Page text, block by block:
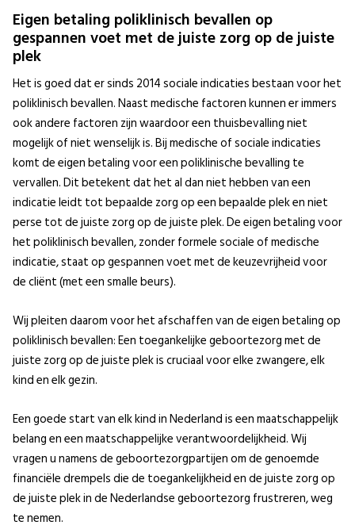
Eigen betaling poliklinisch bevallen op
gespannen voet met de juiste zorg op de juiste
plek
Het is goed dat er sinds 2014 sociale indicaties bestaan voor het
poliklinisch bevallen. Naast medische factoren kunnen er immers
ook andere factoren zijn waardoor een thuisbevalling niet
mogelijk of niet wenselijk is. Bij medische of sociale indicaties
komt de eigen betaling voor een poliklinische bevalling te
vervallen. Dit betekent dat het al dan niet hebben van een
indicatie leidt tot bepaalde zorg op een bepaalde plek en niet
perse tot de juiste zorg op de juiste plek. De eigen betaling voor
het poliklinisch bevallen, zonder formele sociale of medische
indicatie, staat op gespannen voet met de keuzevrijheid voor
de cliënt (met een smalle beurs).
Wij pleiten daarom voor het afschaffen van de eigen betaling op
poliklinisch bevallen: Een toegankelijke geboortezorg met de
juiste zorg op de juiste plek is cruciaal voor elke zwangere, elk
kind en elk gezin.
Een goede start van elk kind in Nederland is een maatschappelijk
belang en een maatschappelijke verantwoordelijkheid. Wij
vragen u namens de geboortezorgpartijen om de genoemde
financiële drempels die de toegankelijkheid en de juiste zorg op
de juiste plek in de Nederlandse geboortezorg frustreren, weg
te nemen.